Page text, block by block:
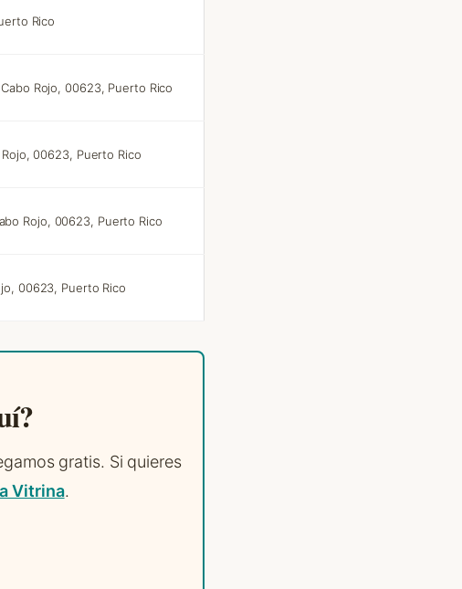
Rico
Rojo, 00623, Puerto Rico
00623, Puerto Rico
Rojo, 00623, Puerto Rico
00623, Puerto Rico
gratis. Si quieres
Vitrina.